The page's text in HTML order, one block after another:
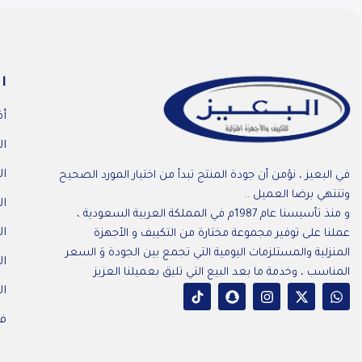
في البعيز ، نؤمن أن جودة المنتج تبدأ من اختيار المورد الصحيح
وتنتهي برضا العميل ..
و منذ تأسيسنا عام 1987م في المملكة العربية السعودية ،
عملنا على توفير مجموعة مختارة من التكييف و الأجهزة
المنزلية والمستلزمات اليومية التي تجمع بين الجودة وَ السعر
المناسب ، وخدمة ما بعد البيع التي تليق بعميلنا العزيز